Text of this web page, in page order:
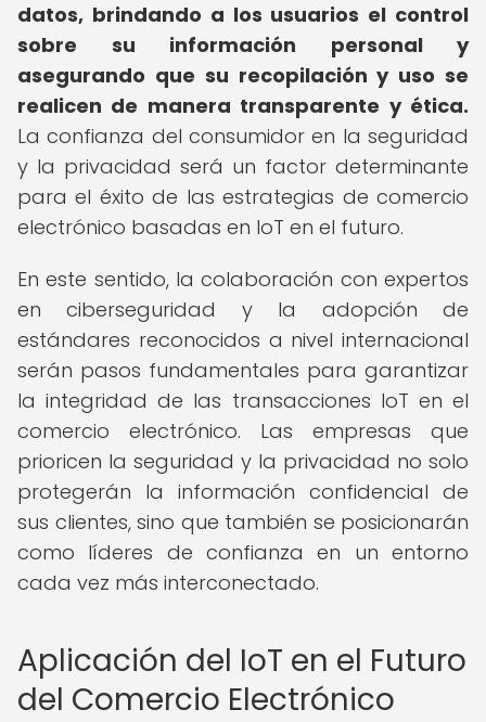
datos, brindando a los usuarios el control
sobre su información personal y
asegurando que su recopilación y uso se
realicen de manera transparente y ética.
La confianza del consumidor en la seguridad
y la privacidad será un factor determinante
para el éxito de las estrategias de comercio
electrónico basadas en IoT en el futuro.
En este sentido, la colaboración con expertos
en ciberseguridad y la adopción de
estándares reconocidos a nivel internacional
serán pasos fundamentales para garantizar
la integridad de las transacciones IoT en el
comercio electrónico. Las empresas que
prioricen la seguridad y la privacidad no solo
protegerán la información confidencial de
sus clientes, sino que también se posicionarán
como líderes de confianza en un entorno
cada vez más interconectado.
Aplicación del IoT en el Futuro
del Comercio Electrónico